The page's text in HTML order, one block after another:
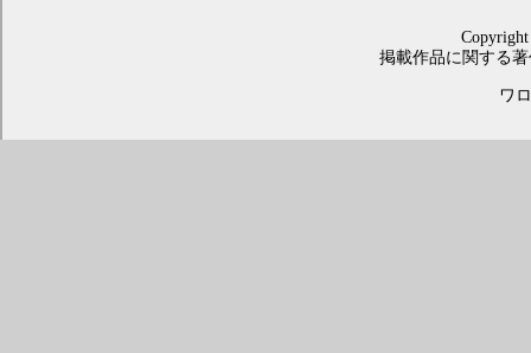
掲載作品に関する
ワ